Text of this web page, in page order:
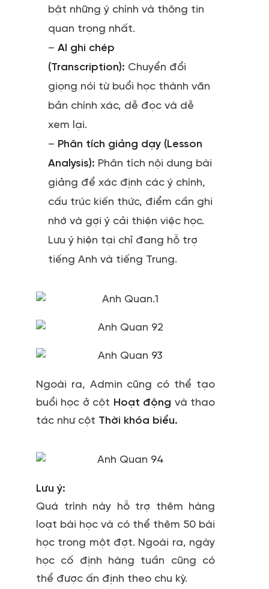
bật những ý chính và thông tin
quan trọng nhất.
– AI ghi chép
(Transcription): Chuyển đổi
giọng nói từ buổi học thành văn
bản chính xác, dễ đọc và dễ
xem lại.
– Phân tích giảng dạy (Lesson
Analysis): Phân tích nội dung bài
giảng để xác định các ý chính,
cấu trúc kiến thức, điểm cần ghi
nhớ và gợi ý cải thiện việc học.
Lưu ý hiện tại chỉ đang hỗ trợ
tiếng Anh và tiếng Trung.
Ngoài ra, Admin cũng có thể tạo
buổi học ở cột Hoạt động và thao
tác như cột Thời khóa biểu.
Lưu ý:
Quá trình này hỗ trợ thêm hàng
loạt bài học và có thể thêm 50 bài
học trong một đợt. Ngoài ra, ngày
học cố định hàng tuần cũng có
thể được ấn định theo chu kỳ.